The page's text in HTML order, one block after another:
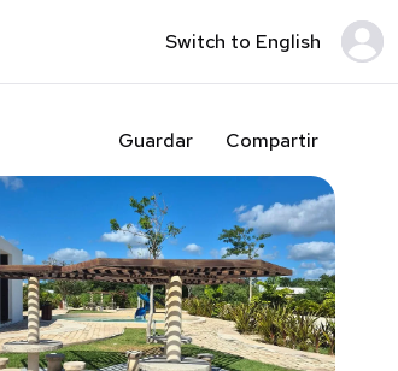
Switch to English
Guardar Compartir